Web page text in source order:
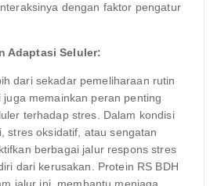
dengan faktor pengatur
Adaptasi Seluler:
dari sekadar pemeliharaan rutin
memainkan peran penting
terhadap stres. Dalam kondisi
stres oksidatif, atau sengatan
berbagai jalur respons stres
dari kerusakan. Protein RS BDH